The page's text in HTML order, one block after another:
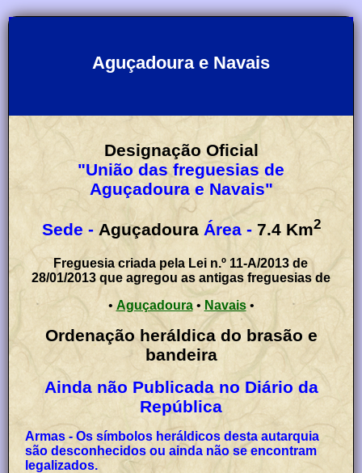
Aguçadoura e Navais
Designação Oficial
"União das freguesias de
Aguçadoura e Navais"
Sede - Aguçadoura Área - 7.4 Km2
Freguesia criada pela Lei n.º 11-A/2013 de
28/01/2013 que agregou as antigas freguesias de
• Aguçadoura• Navais•
Ordenação heráldica do brasão e
bandeira
Ainda não Publicada no Diário da
República
Armas - Os símbolos heráldicos desta autarquia
são desconhecidos ou ainda não se encontram
legalizados.